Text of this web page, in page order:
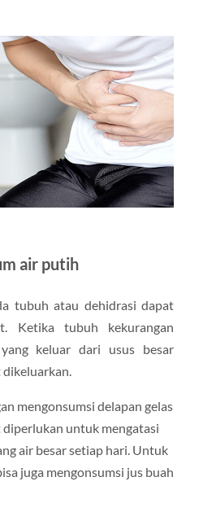
air putih
tubuh atau dehidrasi dapat
Ketika tubuh kekurangan
keluar dari usus besar
dikeluarkan.
mengonsumsi delapan gelas
untuk mengatasi
air besar setiap hari. Untuk
juga mengonsumsi jus buah